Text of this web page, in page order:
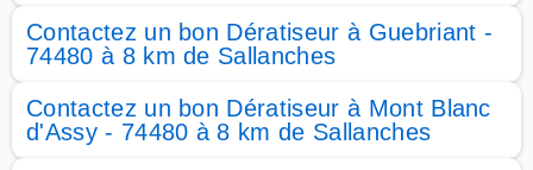
Contactez un bon Dératiseur à Guebriant -
74480 à 8 km de Sallanches
Contactez un bon Dératiseur à Mont Blanc
d'Assy - 74480 à 8 km de Sallanches